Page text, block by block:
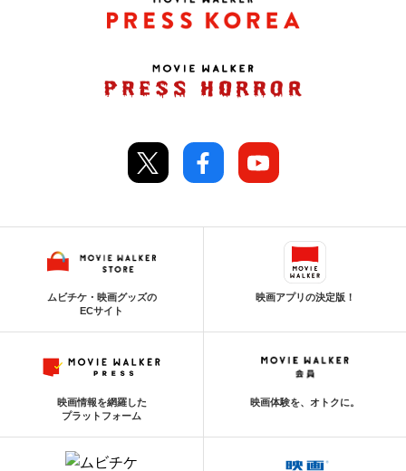
ムビチケ・映画グッズの
ECサイト
映画アプリの決定版！
映画情報を網羅した
プラットフォーム
映画体験を、オトクに。